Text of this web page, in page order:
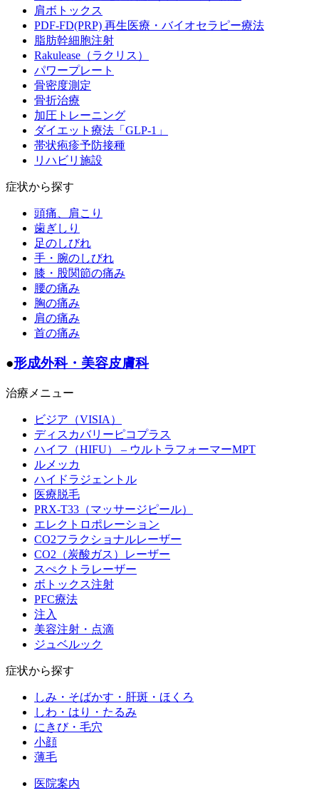
肩ボトックス
PDF-FD(PRP) 再生医療・バイオセラピー療法
脂肪幹細胞注射
Rakulease（ラクリス）
パワープレート
骨密度測定
骨折治療
加圧トレーニング
ダイエット療法「GLP-1」
帯状疱疹予防接種
リハビリ施設
症状から探す
頭痛、肩こり
歯ぎしり
足のしびれ
手・腕のしびれ
膝・股関節の痛み
腰の痛み
胸の痛み
肩の痛み
首の痛み
●形成外科・美容皮膚科
治療メニュー
ビジア（VISIA）
ディスカバリーピコプラス
ハイフ（HIFU） – ウルトラフォーマーMPT
ルメッカ
ハイドラジェントル
医療脱毛
PRX-T33（マッサージピール）
エレクトロポレーション
CO2フラクショナルレーザー
CO2（炭酸ガス）レーザー
スぺクトラレーザー
ボトックス注射
PFC療法
注入
美容注射・点滴
ジュベルック
症状から探す
しみ・そばかす・肝斑・ほくろ
しわ・はり・たるみ
にきび・毛穴
小顔
薄毛
医院案内